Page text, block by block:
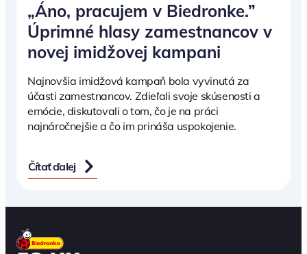
„Áno, pracujem v Biedronke.”
Úprimné hlasy zamestnancov v
novej imidžovej kampani
Najnovšia imidžová kampaň bola vyvinutá za
účasti zamestnancov. Zdieľali svoje skúsenosti a
emócie, diskutovali o tom, čo je na práci
najnáročnejšie a čo im prináša uspokojenie.
Čítať ďalej